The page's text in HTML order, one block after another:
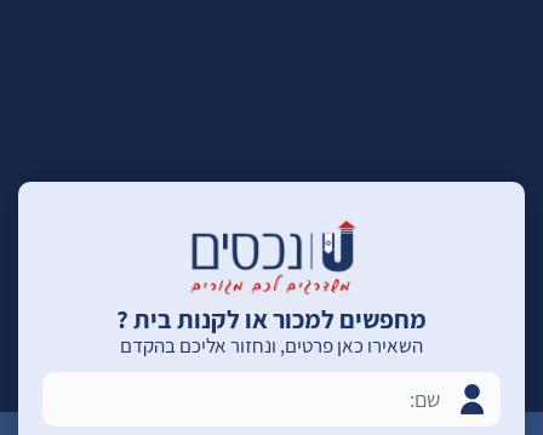
מחפשים למכור או לקנות בית ?
השאירו כאן פרטים, ונחזור אליכם בהקדם